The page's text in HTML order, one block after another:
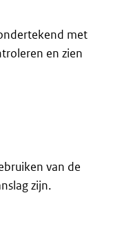
met
en zien
van de
zijn.